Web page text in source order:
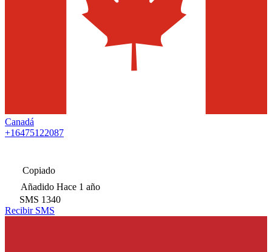
Canadá
+16475122087
Copiado
Añadido Hace 1 año
SMS 1340
Recibir SMS